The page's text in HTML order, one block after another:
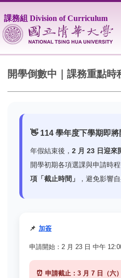
到
主
要
區
課務組 Division of Curriculum
開學倒數中｜課務重點時
👋 114 學年度下學期即將
年假結束後， 2 月 23 日迎來
開學初期各項選課與申請時程
項「截止時間」
，避免影響
📌 加簽
申請開始：2 月 23 日 中午
⏰ 申請截止：3 月 7 日（六